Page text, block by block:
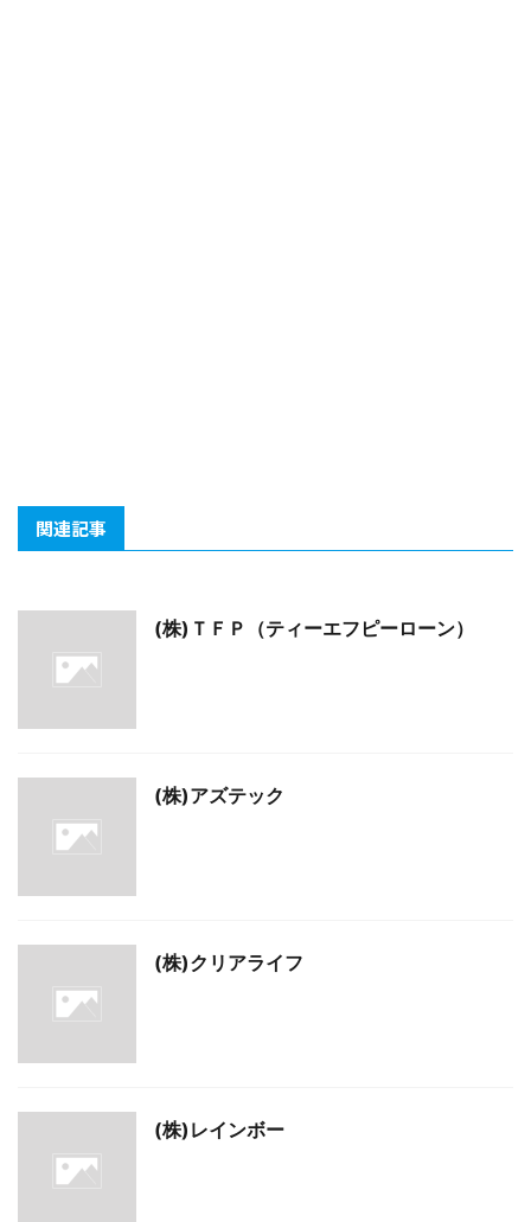
関連記事
(株)ＴＦＰ（ティーエフピーローン）
(株)アズテック
(株)クリアライフ
(株)レインボー